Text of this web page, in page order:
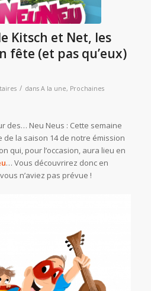
Kitsch et Net, les
fête (et pas qu’eux)
/ dans A la une, Prochaines
des… Neu Neus : Cette semaine
la saison 14 de notre émission
qui, pour l’occasion, aura lieu en
… Vous découvrirez donc en
n’aviez pas prévue !